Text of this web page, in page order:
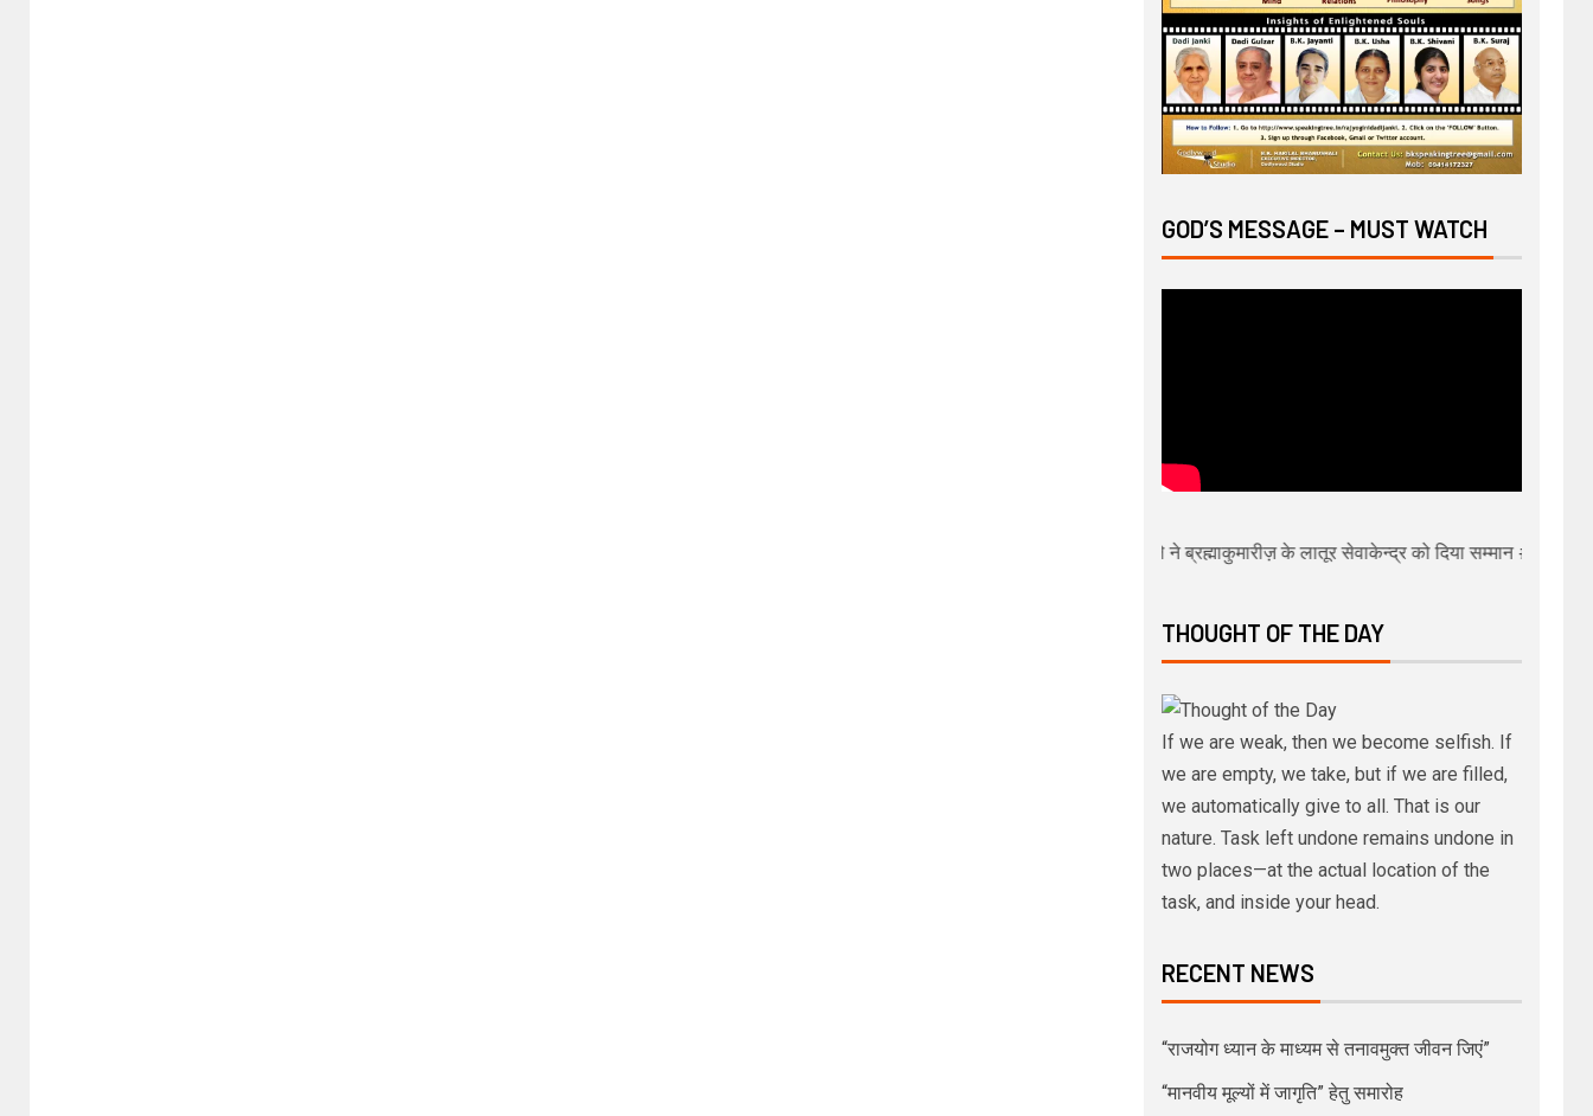
GOD’S MESSAGE – MUST WATCH
# ब्रह्माकुमारीज संस्थान की बड़ी उपलब्धि, मिला उर्जा संरक्षण अवार्ड नागपुर में 13वें ऊर्जा सरंक्षण समारोह में राज्य के ऊर्जा मंत्री चन्द्रशेखर बावनकुले ने ब्रह्माकुमारीज़ के लातूर सेवाकेन्द्र को दिया सम्मान # बीके भूपाल
THOUGHT OF THE DAY
If we are weak, then we become selfish. If
we are empty, we take, but if we are filled,
we automatically give to all. That is our
nature. Task left undone remains undone in
two places—at the actual location of the
task, and inside your head.
RECENT NEWS
“राजयोग ध्यान के माध्यम से तनावमुक्त जीवन जिएं”
“मानवीय मूल्यों में जागृति” हेतु समारोह